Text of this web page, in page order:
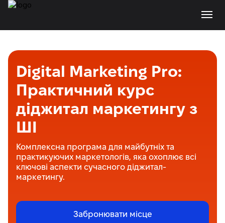
Digital Marketing Pro:
Практичний курс
діджитал маркетингу з
ШІ
Комплексна програма для майбутніх та
практикуючих маркетологів, яка охоплює всі
ключові аспекти сучасного діджитал-
маркетингу.
Забронювати місце